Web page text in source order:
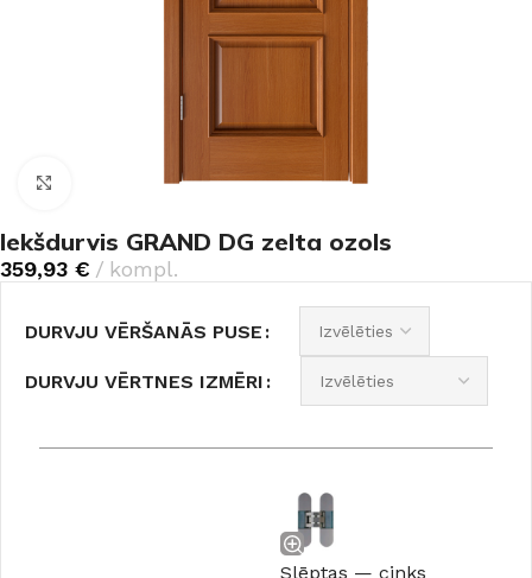
Noklikšķiniet, lai palielinātu
Iekšdurvis GRAND DG zelta ozols
359,93 € kompl.
DURVJU VĒRŠANĀS PUSE
DURVJU VĒRTNES IZMĒRI
Slēptas — cinks